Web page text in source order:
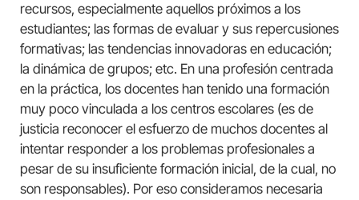
recursos, especialmente aquellos próximos a los
estudiantes; las formas de evaluar y sus repercusiones
formativas; las tendencias innovadoras en educación;
la dinámica de grupos; etc. En una profesión centrada
en la práctica, los docentes han tenido una formación
muy poco vinculada a los centros escolares (es de
justicia reconocer el esfuerzo de muchos docentes al
intentar responder a los problemas profesionales a
pesar de su insuficiente formación inicial, de la cual, no
son responsables). Por eso consideramos necesaria